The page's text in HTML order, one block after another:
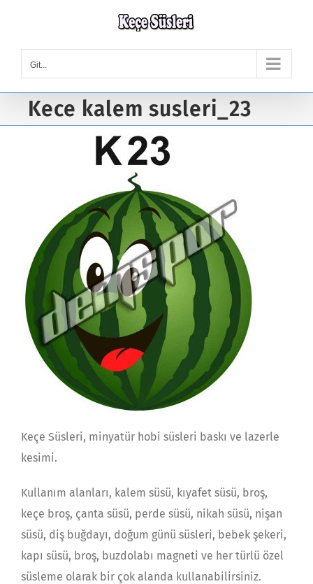
content
Git...
Kece kalem susleri_23
Keçe Süsleri, minyatür hobi süsleri baskı ve lazerle
kesimi.
Kullanım alanları, kalem süsü, kıyafet süsü, broş,
keçe broş, çanta süsü, perde süsü, nikah süsü, nişan
süsü, diş buğdayı, doğum günü süsleri, bebek şekeri,
kapı süsü, broş, buzdolabı magneti ve her türlü özel
süsleme olarak bir çok alanda kullanabilirsiniz.